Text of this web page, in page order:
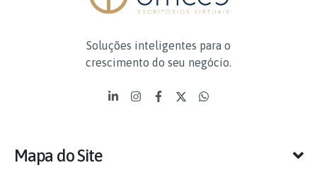
Soluções inteligentes para o
crescimento do seu negócio.
Mapa do Site